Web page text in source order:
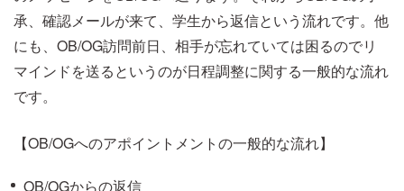
承、確認メールが来て、学生から返信という流れです。他
にも、OB/OG訪問前日、相手が忘れていては困るのでリ
マインドを送るというのが日程調整に関する一般的な流れ
です。
【OB/OGへのアポイントメントの一般的な流れ】
OB/OGからの返信